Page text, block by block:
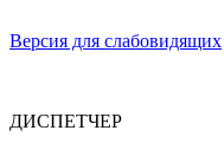
Версия для слабовидящих
ДИСПЕТЧЕР